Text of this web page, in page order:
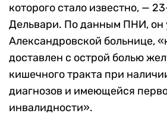
которого стало известно, —
Дельвари. По данным ПНИ, он
Александровской больнице,
доставлен с острой болью
кишечного тракта при
диагнозов и имеющейся
инвалидности».